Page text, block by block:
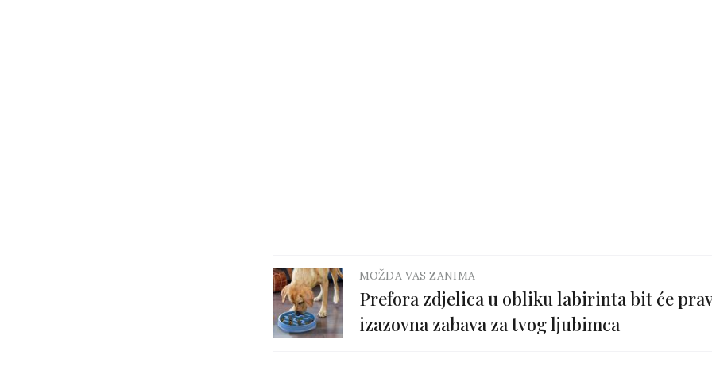
MOŽDA VAS ZANIMA
Prefora zdjelica u obliku labirinta bit će
izazovna zabava za tvog ljubimca